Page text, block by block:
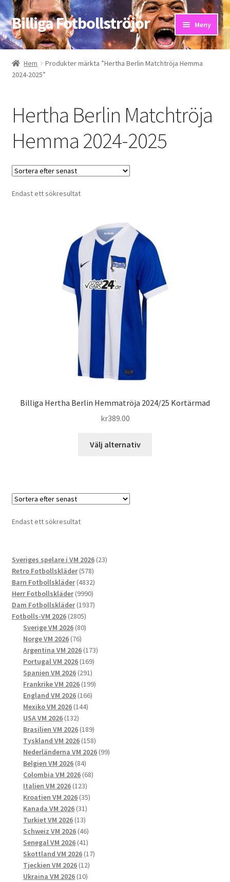
Hoppa
till
navigering
Hoppa
till
innehåll
Billiga Fotbollströjor Meny
Hem
Bloggar
Hem
Produkter märkta ”Hertha Berlin Matchtröja Hemma
2024-2025”
Hertha Berlin Matchtröja
Hemma 2024-2025
Endast ett sökresultat
Billiga Hertha Berlin Hemmatröja 2024/25 Kortärmad
kr389.00
Välj alternativ
Endast ett sökresultat
Sveriges spelare i VM 2026 2323
Retro Fotbollskläder 578578
produkter
Barn Fotbollskläder 48324832
produkter
Herr Fotbollskläder 99909990
produkter
Dam Fotbollskläder 19371937
Fotbolls-VM 2026 28052805
produkter
Sverige VM 2026 8080
Norge VM 2026 7676
produkter
Argentina VM 2026 173173
Portugal VM 2026 169169
Spanien VM 2026 291291
produkter
Frankrike VM 2026 199199
England VM 2026 166166
Mexiko VM 2026 144144
USA VM 2026 132132
produkter
Brasilien VM 2026 189189
produkter
Tyskland VM 2026 158158
produkter
Nederländerna VM 2026 9999
Belgien VM 2026 8484
produkter
Colombia VM 2026 6868
Italien VM 2026 123123
produkter
Kroatien VM 2026 3535
Kanada VM 2026 3131
produkter
Turkiet VM 2026 1313
produkter
Schweiz VM 2026 4646
produkter
Senegal VM 2026 4141
produkter
Skottland VM 2026 1717
Tjeckien VM 2026 1212
Ukraina VM 2026 1010